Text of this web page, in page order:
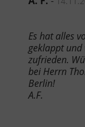
Es hat alles
geklappt und
zufrieden.
bei Herrn
Berlin!
A.F.